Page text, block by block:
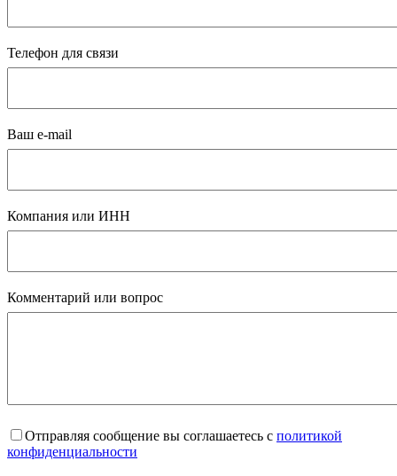
Телефон для связи
Ваш e-mail
Компания или ИНН
Комментарий или вопрос
Отправляя сообщение вы соглашаетесь с политикой
конфиденциальности